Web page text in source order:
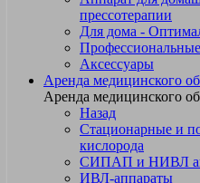
прессотерапии
Для дома -
Профессиональные
Аксессуары
Аренда медицинского
Аренда медицинского
Назад
Стационарные и
кислорода
СИПАП и НИВЛ
ИВЛ-аппараты